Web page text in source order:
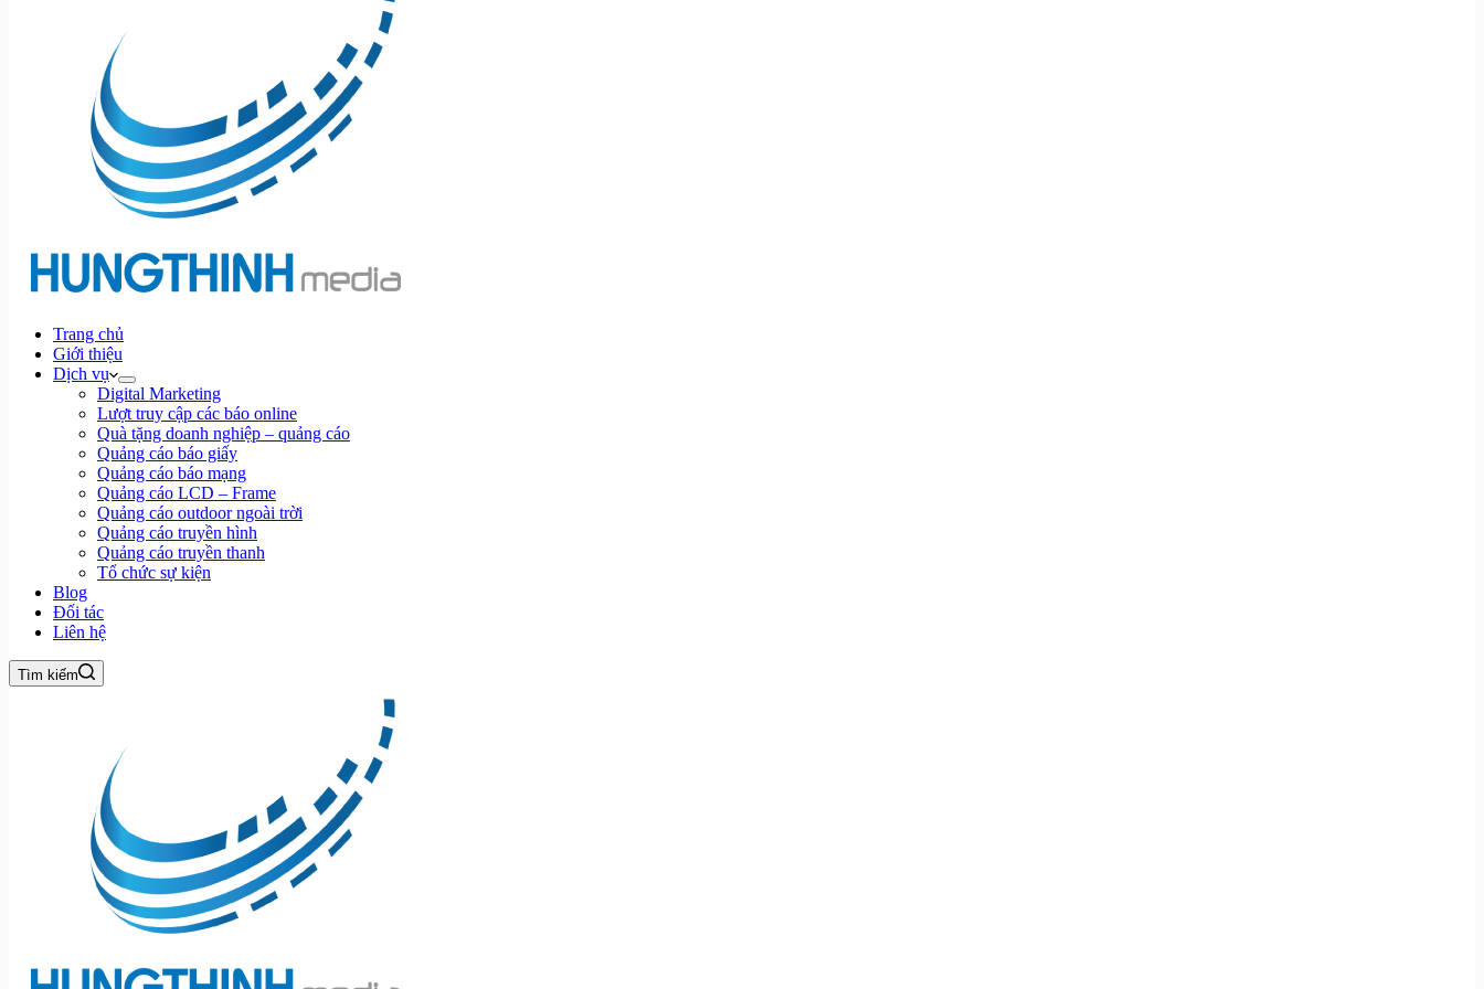
Trang chủ
Giới thiệu
Dịch vụ
Digital Marketing
Lượt truy cập các báo online
Quà tặng doanh nghiệp – quảng cáo
Quảng cáo báo giấy
Quảng cáo báo mạng
Quảng cáo LCD – Frame
Quảng cáo outdoor ngoài trời
Quảng cáo truyền hình
Quảng cáo truyền thanh
Tổ chức sự kiện
Blog
Đối tác
Liên hệ
Tìm kiếm